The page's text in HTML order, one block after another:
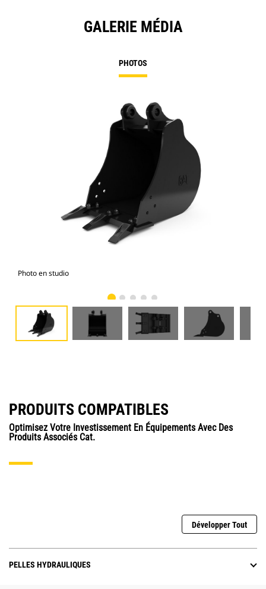
GALERIE MÉDIA
PHOTOS
Photo en studio
PRODUITS COMPATIBLES
Optimisez Votre Investissement En Équipements Avec Des
Produits Associés Cat.
Développer Tout
PELLES HYDRAULIQUES